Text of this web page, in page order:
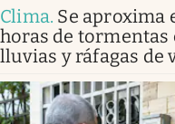
Clima. Se aproxima
horas de
lluvias y ráfagas de